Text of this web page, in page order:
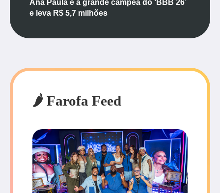
Ana Paula é a grande campeã do ‘BBB 26’
e leva R$ 5,7 milhões
🌶️ Farofa Feed